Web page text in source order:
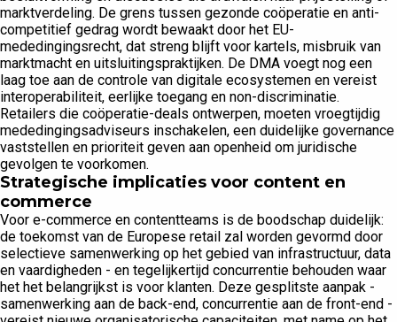
marktverdeling. De grens tussen gezonde coöperatie en anti-
competitief gedrag wordt bewaakt door het EU-
mededingingsrecht, dat streng blijft voor kartels, misbruik van
marktmacht en uitsluitingspraktijken. De DMA voegt nog een
laag toe aan de controle van digitale ecosystemen en vereist
interoperabiliteit, eerlijke toegang en non-discriminatie.
Retailers die coöperatie-deals ontwerpen, moeten vroegtijdig
mededingingsadviseurs inschakelen, een duidelijke governance
vaststellen en prioriteit geven aan openheid om juridische
gevolgen te voorkomen.
Strategische implicaties voor content en
commerce
Voor e-commerce en contentteams is de boodschap duidelijk:
de toekomst van de Europese retail zal worden gevormd door
selectieve samenwerking op het gebied van infrastructuur, data
en vaardigheden - en tegelijkertijd concurrentie behouden waar
het het belangrijkst is voor klanten. Deze gesplitste aanpak -
samenwerking aan de back-end, concurrentie aan de front-end -